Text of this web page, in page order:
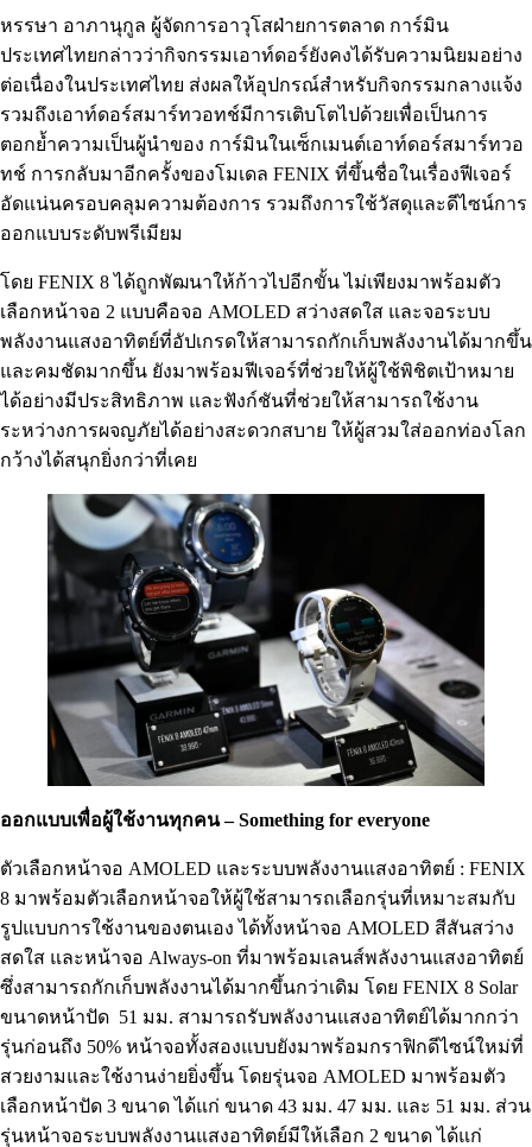
หรรษา อาภานุกูล ผู้จัดการอาวุโสฝ่ายการตลาด การ์มิน
ประเทศไทยกล่าวว่ากิจกรรมเอาท์ดอร์ยังคงได้รับความนิยมอย่าง
ต่อเนื่องในประเทศไทย ส่งผลให้อุปกรณ์สำหรับกิจกรรมกลางแจ้ง
รวมถึงเอาท์ดอร์สมาร์ทวอทช์มีการเติบโตไปด้วยเพื่อเป็นการ
ตอกย้ำความเป็นผู้นำของ การ์มินในเซ็กเมนต์เอาท์ดอร์สมาร์ทวอ
ทช์ การกลับมาอีกครั้งของโมเดล FENIX ที่ขึ้นชื่อในเรื่องฟีเจอร์
อัดแน่นครอบคลุมความต้องการ รวมถึงการใช้วัสดุและดีไซน์การ
ออกแบบระดับพรีเมียม
โดย FENIX 8 ได้ถูกพัฒนาให้ก้าวไปอีกขั้น ไม่เพียงมาพร้อมตัว
เลือกหน้าจอ 2 แบบคือจอ AMOLED สว่างสดใส และจอระบบ
พลังงานแสงอาทิตย์ที่อัปเกรดให้สามารถกักเก็บพลังงานได้มากขึ้น
และคมชัดมากขึ้น ยังมาพร้อมฟีเจอร์ที่ช่วยให้ผู้ใช้พิชิตเป้าหมาย
ได้อย่างมีประสิทธิภาพ และฟังก์ชันที่ช่วยให้สามารถใช้งาน
ระหว่างการผจญภัยได้อย่างสะดวกสบาย ให้ผู้สวมใส่ออกท่องโลก
กว้างได้สนุกยิ่งกว่าที่เคย
ออกแบบเพื่อผู้ใช้งานทุกคน – Something for everyone
ตัวเลือกหน้าจอ AMOLED และระบบพลังงานแสงอาทิตย์ : FENIX
8 มาพร้อมตัวเลือกหน้าจอให้ผู้ใช้สามารถเลือกรุ่นที่เหมาะสมกับ
รูปแบบการใช้งานของตนเอง ได้ทั้งหน้าจอ AMOLED สีสันสว่าง
สดใส และหน้าจอ Always-on ที่มาพร้อมเลนส์พลังงานแสงอาทิตย์
ซึ่งสามารถกักเก็บพลังงานได้มากขึ้นกว่าเดิม โดย FENIX 8 Solar
ขนาดหน้าปัด 51 มม. สามารถรับพลังงานแสงอาทิตย์ได้มากกว่า
รุ่นก่อนถึง 50% หน้าจอทั้งสองแบบยังมาพร้อมกราฟิกดีไซน์ใหม่ที่
สวยงามและใช้งานง่ายยิ่งขึ้น โดยรุ่นจอ AMOLED มาพร้อมตัว
เลือกหน้าปัด 3 ขนาด ได้แก่ ขนาด 43 มม. 47 มม. และ 51 มม. ส่วน
รุ่นหน้าจอระบบพลังงานแสงอาทิตย์มีให้เลือก 2 ขนาด ได้แก่